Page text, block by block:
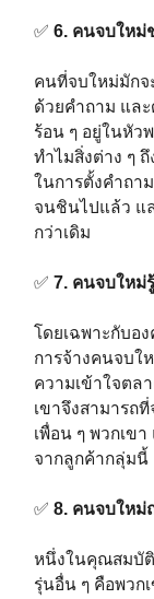
✅ 6. คนจบใหม่
คนที่จบใหม่มักจ
ด้วยคำถาม แล
ร้อน ๆ อยู่ในหัว
ทำไมสิ่งต่าง ๆ
ในการตั้งคำถา
จนชินไปแล้ว แ
กว่าเดิม⁣⁣⁣
✅ 7. คนจบใหม่
โดยเฉพาะกับอ
การจ้างคนจบใ
ความเข้าใจตล
เขาจึงสามารถ
เพื่อน ๆ พวกเข
จากลูกค้ากลุ่มนี้⁣⁣⁣
✅ 8. คนจบใหม่
หนึ่งในคุณสมบัติ
รุ่นอื่น ๆ คือพวก